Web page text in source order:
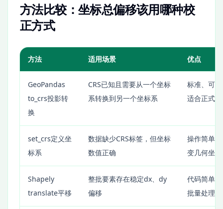
方法比较：坐标总偏移该用哪种校
正方式
方法 适用场景 优点
GeoPandas
to_crs投影转
换
CRS已知且需要从一个坐标
系转换到另一个坐标系
标准、可
适合正式
set_crs定义坐
标系
数据缺少CRS标签，但坐标
数值正确
操作简单
变几何坐标
Shapely
translate平移
整批要素存在稳定dx、dy
偏移
代码简单
批量处理